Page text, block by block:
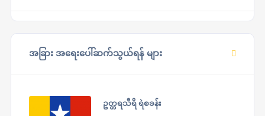
အခြား အရေးပေါ်ဆက်သွယ်ရန် များ
ဥတ္တရသီရိ ရဲစခန်း